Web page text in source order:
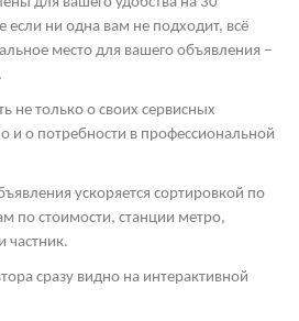
если ни одна вам не подходит, всё
место для вашего объявления –
не только о своих сервисных
и о потребности в профессиональной
ускоряется сортировкой по
по стоимости, станции метро,
частник.
сразу видно на интерактивной